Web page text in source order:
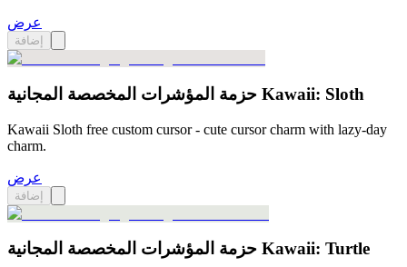
عرض
إضافة
حزمة المؤشرات المخصصة المجانية Kawaii: Sloth
Kawaii Sloth free custom cursor - cute cursor charm with lazy-day
charm.
عرض
إضافة
حزمة المؤشرات المخصصة المجانية Kawaii: Turtle